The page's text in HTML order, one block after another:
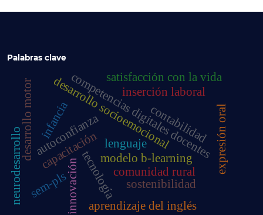
Palabras clave
modelo b-learning
competencias digitales docentes
tecnología
capacitación
innovación
desarrollo socioemocional
aprendizaje del inglés
expresión oral
autoconfianza
inserción laboral
desarrollo motor
neurodesarrollo comunidad rural
contabilidad
sostenibilidad
satisfacción con la vida
sem-pls
infancia
lenguaje